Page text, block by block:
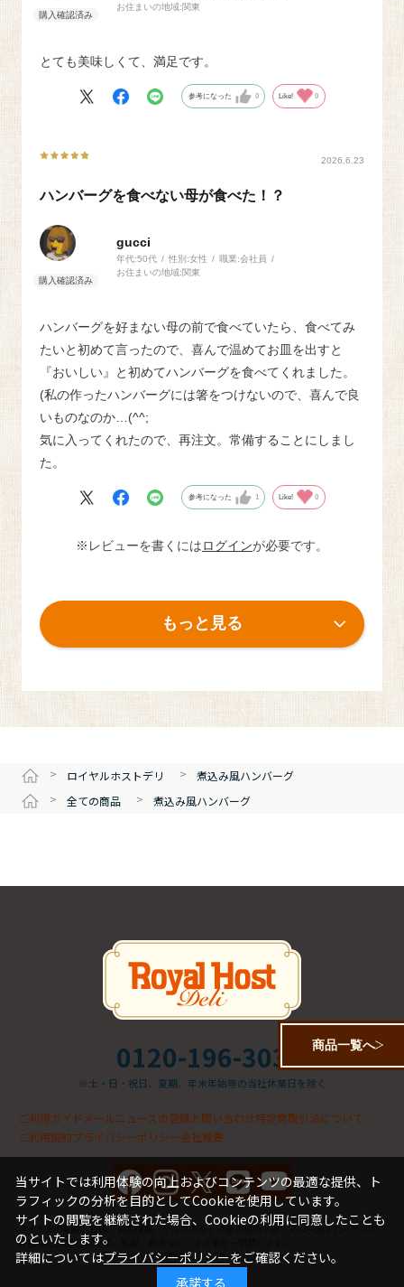
お住まいの地域:関東
とても美味しくて、満足です。
参考になった 0 Like! 0
2026.6.23
ハンバーグを食べない母が食べた！？
gucci
年代:50代 性別:女性 職業:会社員
お住まいの地域:関東
ハンバーグを好まない母の前で食べていたら、食べてみ
たいと初めて言ったので、喜んで温めてお皿を出すと
『おいしい』と初めてハンバーグを食べてくれました。
(私の作ったハンバーグには箸をつけないので、喜んで良
いものなのか…(^^;
気に入ってくれたので、再注文。常備することにしまし
た。
参考になった 1 Like! 0
もっと見る
※レビューを書くにはログインが必要です。
> ロイヤルホストデリ >
煮込み風ハンバーグ
>
全ての商品 > 煮込み風ハンバーグ
商品一覧へ
0120-196-303
※土・日・祝日、夏期、年末年始等の当社休業日を除く
ご利用ガイド メールニュースの登録お問い合わせ特定商取引法について
ご利用規約プライバシーポリシー会社概要
COPYRIGHT © ROYAL CO., LTD. All rights reserved.
サイト上の動画、画像、商品情報、テキストなどの著作物の全部、又は一部をロイヤルの
許可なく二次利用(使用、転載、販売など）する事を一切禁します。
当サイトでは利用体験の向上およびコンテンツの最適な提供、ト
ラフィックの分析を目的としてCookieを使用しています。
サイトの閲覧を継続された場合、Cookieの利用に同意したことも
のといたします。
詳細についてはプライバシーポリシーをご確認ください。
承諾する